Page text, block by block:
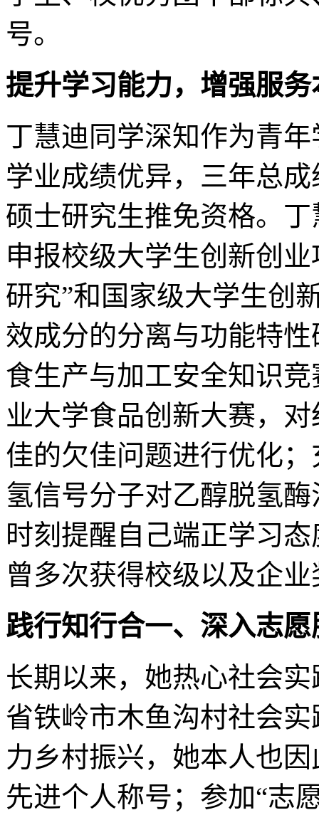
号。
提升学习能力，增强服务
丁慧迪同学深知作为青
学业成绩优异，三年总
硕士研究生推免资格。
申报校级大学生创新创
研究”和国家级大学生创
效成分的分离与功能特
食生产与加工安全知识
业大学食品创新大赛，
佳的欠佳问题进行优化
氢信号分子对乙醇脱氢
时刻提醒自己端正学习
曾多次获得校级以及企
践行知行合一、深入志愿
长期以来，她热心社会
省铁岭市木鱼沟村社会
力乡村振兴，她本人也
先进个人称号；参加“志